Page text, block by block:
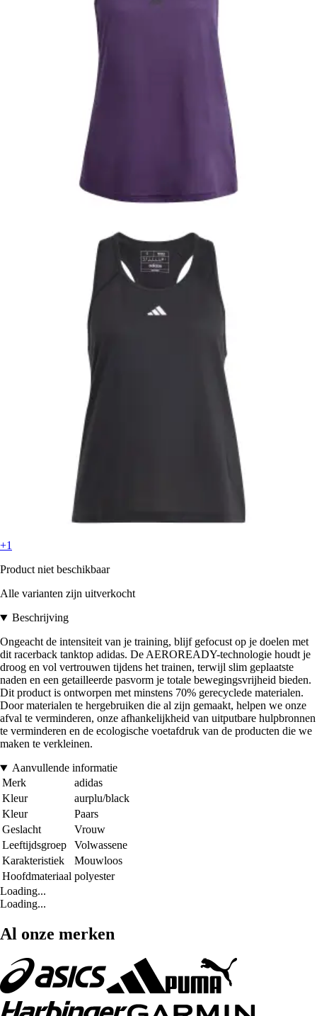
+1
Product niet beschikbaar
Alle varianten zijn uitverkocht
Beschrijving
Ongeacht de intensiteit van je training, blijf gefocust op je doelen met
dit racerback tanktop adidas. De AEROREADY-technologie houdt je
droog en vol vertrouwen tijdens het trainen, terwijl slim geplaatste
naden en een getailleerde pasvorm je totale bewegingsvrijheid bieden.
Dit product is ontworpen met minstens 70% gerecyclede materialen.
Door materialen te hergebruiken die al zijn gemaakt, helpen we onze
afval te verminderen, onze afhankelijkheid van uitputbare hulpbronnen
te verminderen en de ecologische voetafdruk van de producten die we
maken te verkleinen.
Aanvullende informatie
Merk
adidas
Kleur
aurplu/black
Kleur
Paars
Geslacht
Vrouw
Leeftijdsgroep
Volwassene
Karakteristiek
Mouwloos
Hoofdmateriaal polyester
Loading...
Loading...
Al onze merken